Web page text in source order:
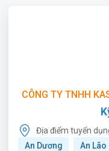
CÔNG TY TNHH
Địa điểm tuyển
An Dương
An Lão